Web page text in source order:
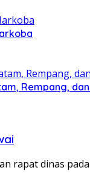
Rempang,
rapat dinas